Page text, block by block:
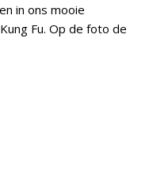
in ons mooie
Fu. Op de foto de